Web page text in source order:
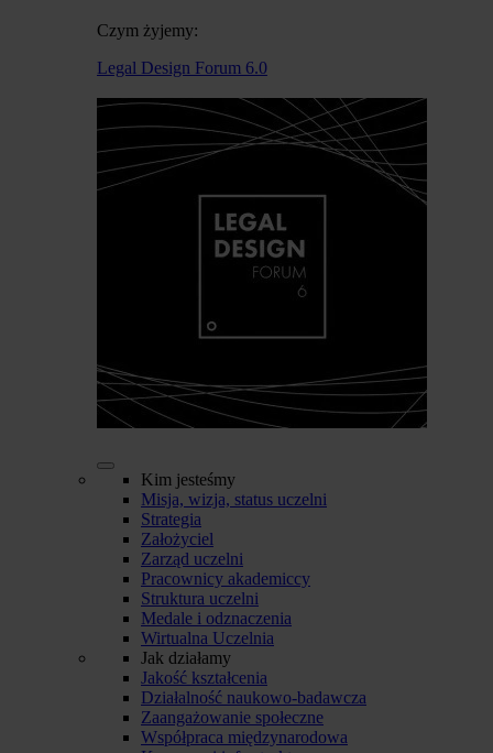
Czym żyjemy:
Legal Design Forum 6.0
Kim jesteśmy
Misja, wizja, status uczelni
Strategia
Założyciel
Zarząd uczelni
Pracownicy akademiccy
Struktura uczelni
Medale i odznaczenia
Wirtualna Uczelnia
Jak działamy
Jakość kształcenia
Działalność naukowo-badawcza
Zaangażowanie społeczne
Współpraca międzynarodowa